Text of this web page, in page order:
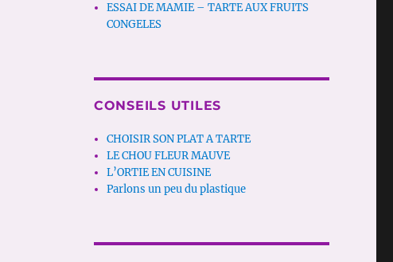
ESSAI DE MAMIE – TARTE AUX FRUITS
CONGELES
CONSEILS UTILES
CHOISIR SON PLAT A TARTE
LE CHOU FLEUR MAUVE
L’ORTIE EN CUISINE
Parlons un peu du plastique